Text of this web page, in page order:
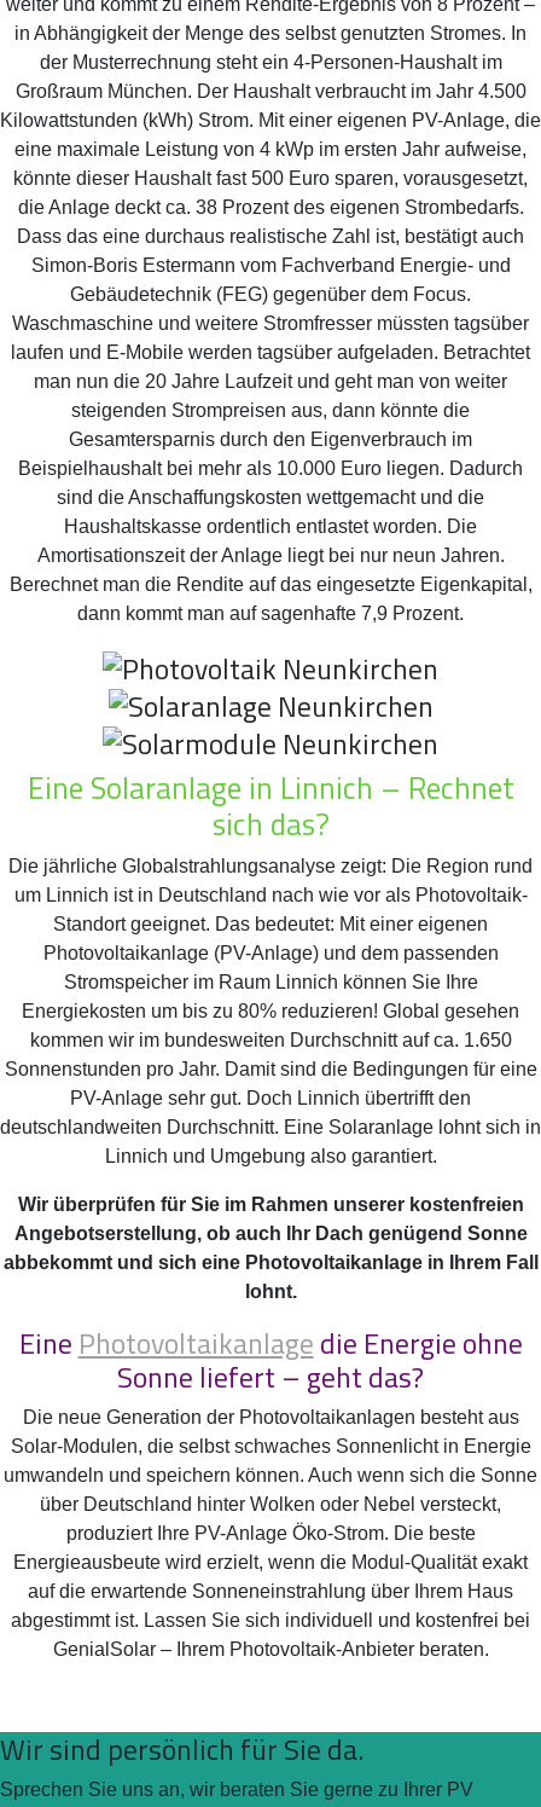
in Abhängigkeit der Menge des selbst genutzten Stromes. In
der Musterrechnung steht ein 4-Personen-Haushalt im
Großraum München. Der Haushalt verbraucht im Jahr 4.500
Kilowattstunden (kWh) Strom. Mit einer eigenen PV-Anlage, die
eine maximale Leistung von 4 kWp im ersten Jahr aufweise,
könnte dieser Haushalt fast 500 Euro sparen, vorausgesetzt,
die Anlage deckt ca. 38 Prozent des eigenen Strombedarfs.
Dass das eine durchaus realistische Zahl ist, bestätigt auch
Simon-Boris Estermann vom Fachverband Energie- und
Gebäudetechnik (FEG) gegenüber dem Focus.
Waschmaschine und weitere Stromfresser müssten tagsüber
laufen und E-Mobile werden tagsüber aufgeladen. Betrachtet
man nun die 20 Jahre Laufzeit und geht man von weiter
steigenden Strompreisen aus, dann könnte die
Gesamtersparnis durch den Eigenverbrauch im
Beispielhaushalt bei mehr als 10.000 Euro liegen. Dadurch
sind die Anschaffungskosten wettgemacht und die
Haushaltskasse ordentlich entlastet worden. Die
Amortisationszeit der Anlage liegt bei nur neun Jahren.
Berechnet man die Rendite auf das eingesetzte Eigenkapital,
dann kommt man auf sagenhafte 7,9 Prozent.
Eine Solaranlage in Linnich – Rechnet
sich das?
Die jährliche Globalstrahlungsanalyse zeigt: Die Region rund
um Linnich ist in Deutschland nach wie vor als Photovoltaik-
Standort geeignet. Das bedeutet: Mit einer eigenen
Photovoltaikanlage (PV-Anlage) und dem passenden
Stromspeicher im Raum Linnich können Sie Ihre
Energiekosten um bis zu 80% reduzieren! Global gesehen
kommen wir im bundesweiten Durchschnitt auf ca. 1.650
Sonnenstunden pro Jahr. Damit sind die Bedingungen für eine
PV-Anlage sehr gut. Doch Linnich übertrifft den
deutschlandweiten Durchschnitt. Eine Solaranlage lohnt sich in
Linnich und Umgebung also garantiert.
Wir überprüfen für Sie im Rahmen unserer kostenfreien
Angebotserstellung, ob auch Ihr Dach genügend Sonne
abbekommt und sich eine Photovoltaikanlage in Ihrem Fall
lohnt.
Eine Photovoltaikanlagedie Energie ohne
Sonne liefert – geht das?
Die neue Generation der Photovoltaikanlagen besteht aus
Solar-Modulen, die selbst schwaches Sonnenlicht in Energie
umwandeln und speichern können. Auch wenn sich die Sonne
über Deutschland hinter Wolken oder Nebel versteckt,
produziert Ihre PV-Anlage Öko-Strom. Die beste
Energieausbeute wird erzielt, wenn die Modul-Qualität exakt
auf die erwartende Sonneneinstrahlung über Ihrem Haus
abgestimmt ist. Lassen Sie sich individuell und kostenfrei bei
GenialSolar – Ihrem Photovoltaik-Anbieter beraten.
Wir sind persönlich für Sie da.
Sprechen Sie uns an, wir beraten Sie gerne zu Ihrer PV